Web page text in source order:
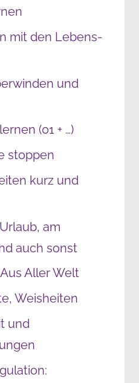
mit den Lebens-
und
(01 + …)
stoppen
kurz und
am
auch sonst
Aller Welt
Weisheiten
und